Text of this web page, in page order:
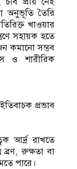
অনুভূতি তৈরি
খাওয়ার
সহায়ক হতে
কমানো সম্ভব
ও শারীরিক
প্রভাব
আর্দ্র রাখতে
ব্রণ, রুক্ষতা বা
পারে।